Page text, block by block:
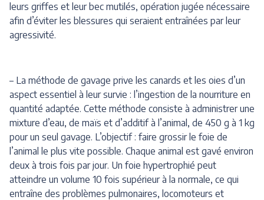
leurs griffes et leur bec mutilés, opération jugée nécessaire
afin d’éviter les blessures qui seraient entraînées par leur
agressivité.
– La méthode de gavage prive les canards et les oies d’un
aspect essentiel à leur survie : l’ingestion de la nourriture en
quantité adaptée. Cette méthode consiste à administrer une
mixture d’eau, de maïs et d’additif à l’animal, de 450 g à 1 kg
pour un seul gavage. L’objectif : faire grossir le foie de
l’animal le plus vite possible. Chaque animal est gavé environ
deux à trois fois par jour. Un foie hypertrophié peut
atteindre un volume 10 fois supérieur à la normale, ce qui
entraîne des problèmes pulmonaires, locomoteurs et